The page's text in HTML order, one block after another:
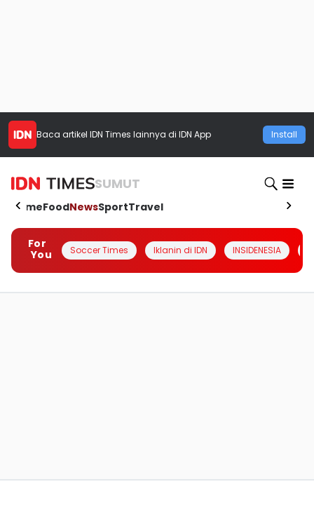
Baca artikel IDN Times lainnya di IDN App Install
SUMUT
HomeFoodNewsSportTravel
For
You
Soccer Times Iklanin di IDN INSIDENESIA